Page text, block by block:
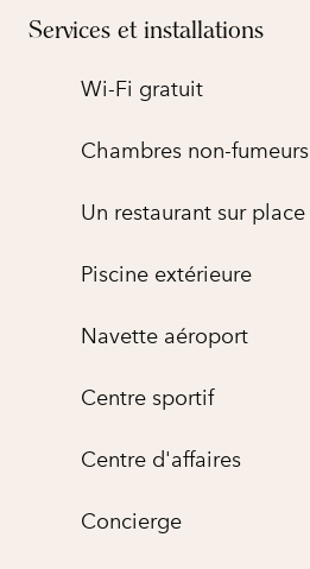
Services et installations
Wi-Fi gratuit
Chambres non-fumeurs
Un restaurant sur place
Piscine extérieure
Navette aéroport
Centre sportif
Centre d'affaires
Concierge